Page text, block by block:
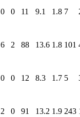
0 0 11 9.1 1.8 7
6 2 88 13.6 1.8 101
0 0 12 8.3 1.7 5
2 0 91 13.2 1.9 243